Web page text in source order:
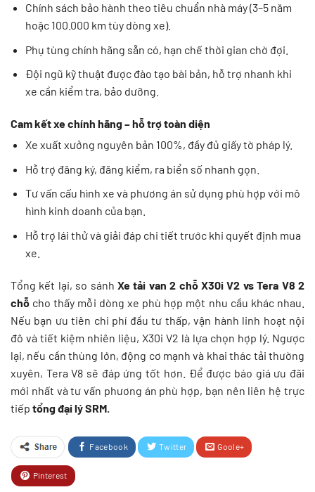
Chính sách bảo hành theo tiêu chuẩn nhà máy (3–5 năm
hoặc 100.000 km tùy dòng xe).
Phụ tùng chính hãng sẵn có, hạn chế thời gian chờ đợi.
Đội ngũ kỹ thuật được đào tạo bài bản, hỗ trợ nhanh khi
xe cần kiểm tra, bảo dưỡng.
Cam kết xe chính hãng – hỗ trợ toàn diện
Xe xuất xưởng nguyên bản 100%, đầy đủ giấy tờ pháp lý.
Hỗ trợ đăng ký, đăng kiểm, ra biển số nhanh gọn.
Tư vấn cấu hình xe và phương án sử dụng phù hợp với mô
hình kinh doanh của bạn.
Hỗ trợ lái thử và giải đáp chi tiết trước khi quyết định mua
xe.
Tổng kết lại, so sánh Xe tải van 2 chỗ X30i V2 vs Tera V8 2
chỗ cho thấy mỗi dòng xe phù hợp một nhu cầu khác nhau.
Nếu bạn ưu tiên chi phí đầu tư thấp, vận hành linh hoạt nội
đô và tiết kiệm nhiên liệu, X30i V2 là lựa chọn hợp lý. Ngược
lại, nếu cần thùng lớn, động cơ mạnh và khai thác tải thường
xuyên, Tera V8 sẽ đáp ứng tốt hơn. Để được báo giá ưu đãi
mới nhất và tư vấn phương án phù hợp, bạn nên liên hệ trực
tiếp tổng đại lý SRM.
Facebook Twitter Goole+
Pinterest